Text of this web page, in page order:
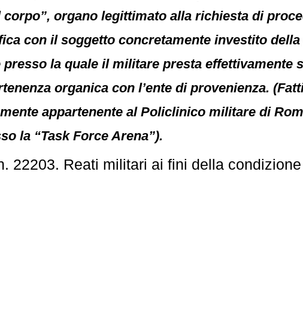
corpo”, organo legittimato alla richiesta di
con il soggetto concretamente investito
presso la quale il militare presta effettivamente
organica con l’ente di provenienza.
appartenente al Policlinico militare di
la “Task Force Arena”).
22203. Reati militari ai fini della